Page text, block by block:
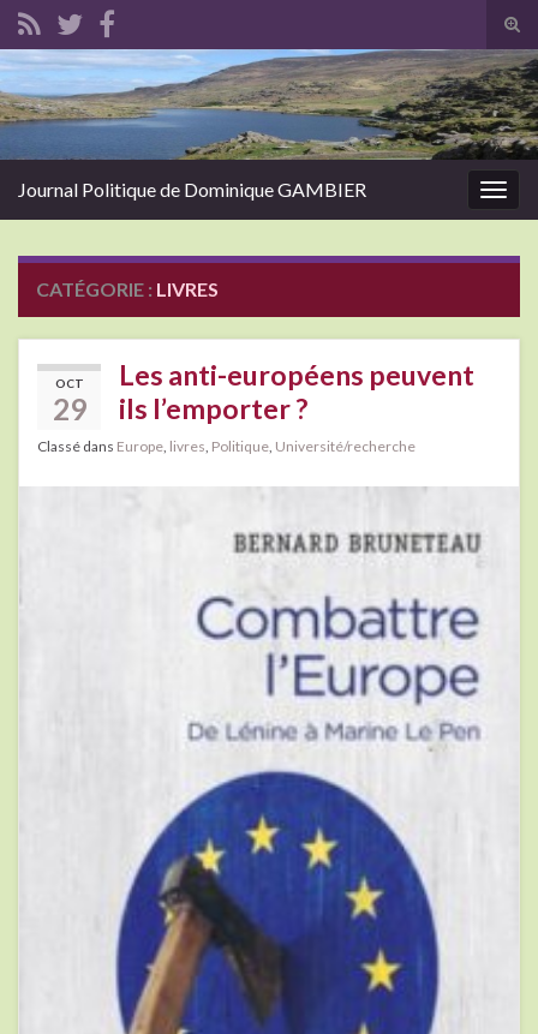
Search for:
Journal Politique de Dominique GAMBIER
CATÉGORIE : LIVRES
OCT
29
Les anti-européens peuvent
ils l’emporter ?
Classé dans Europe livres Politique Université/recherche